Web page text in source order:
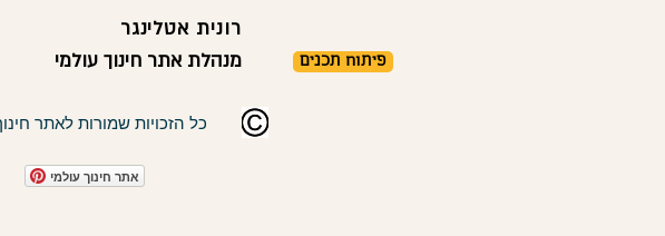
רונית אטלינגר
מנהלת אתר חינוך עולמי
פיתוח תכנים
אתר חינוך עולמי